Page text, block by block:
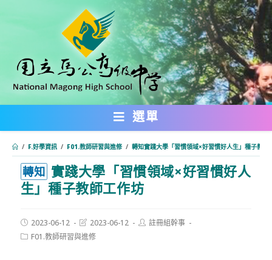
內
選單
/ F.好學資訊 / F01.教師研習與進修 / 轉知實踐大學「習慣領域×好習慣好人生」種子教師
轉知 實踐大學「習慣領域×好習慣好人
生」種子教師工作坊
Post
published:
2023-06-12
Post
last
modified:
2023-06-12
Post註冊組幹事
PostF01.教師研習與進修